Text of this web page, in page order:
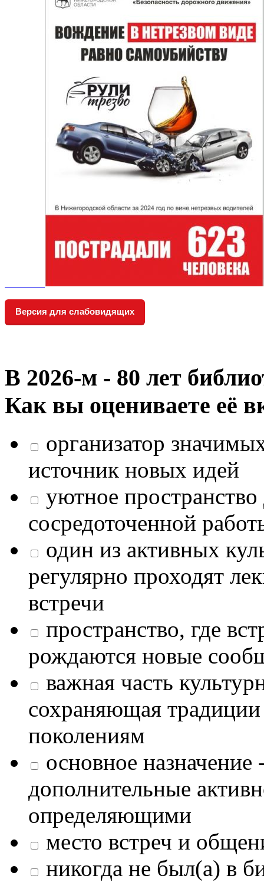
Версия для слабовидящих
В 2026‑м - 80 лет
Как вы оцениваете её
организатор
источник новых идей
уютное
сосредоточенной
один из активных
регулярно проходят
встречи
пространство, где
рождаются новые
важная часть
сохраняющая
поколениям
основное назначение
дополнительные
определяющими
место встреч и
никогда не был(а) в